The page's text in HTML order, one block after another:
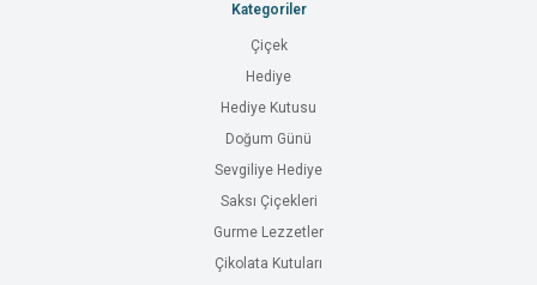
Kategoriler
Çiçek
Hediye
Hediye Kutusu
Doğum Günü
Sevgiliye Hediye
Saksı Çiçekleri
Gurme Lezzetler
Çikolata Kutuları